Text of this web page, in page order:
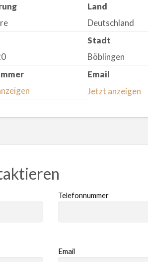
Land
Deutschland
Stadt
Böblingen
Email
Jetzt anzeigen
Telefonnummer
Email